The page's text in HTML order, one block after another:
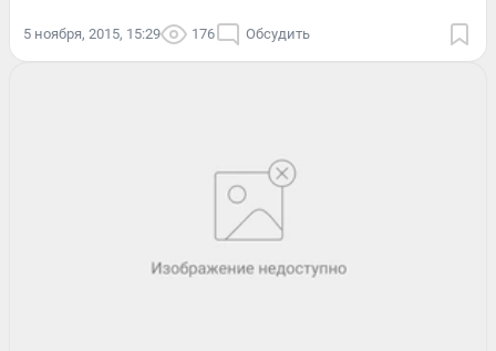
5 ноября, 2015, 15:29 176 Обсудить